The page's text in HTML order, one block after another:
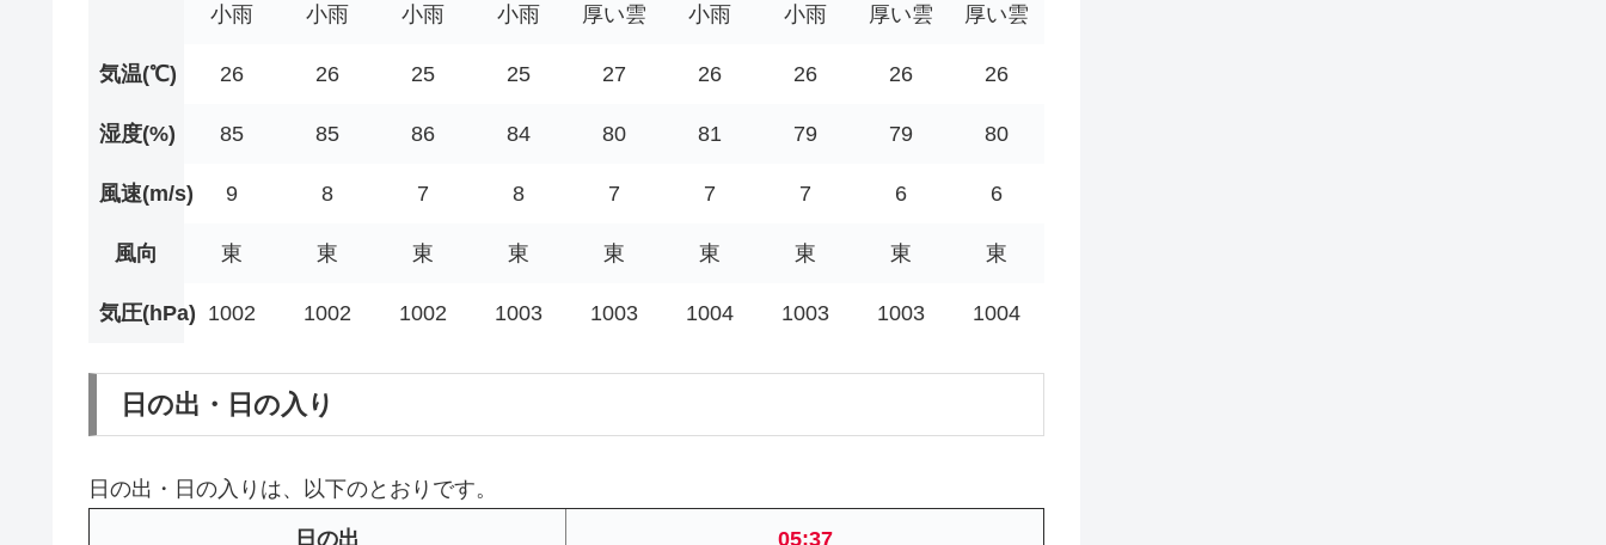
小雨
小雨 小雨 小雨 厚い雲 小雨 小雨 厚い雲 厚い雲
気温(℃) 26 26 25 25 27 26 26 26 26
湿度(%) 85 85 86 84 80 81 79 79 80
風速(m/s) 9 8 7 8 7 7 7 6 6
風向 東 東 東 東 東 東 東 東 東
気圧(hPa) 1002 1002 1002 1003 1003 1004 1003 1003 1004
日の出・日の入り
日の出・日の入りは、以下のとおりです。
日の出 05:37